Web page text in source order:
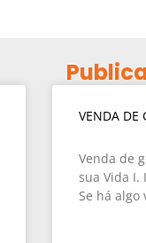
VENDA DE
Venda de
sua Vida I.
Se há algo